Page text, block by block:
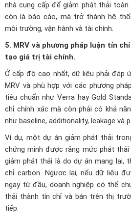
nhà cung cấp để giảm phát thải toàn
còn là báo cáo, mà trở thành hệ
môi trường, vận hành và tài chính.
5. MRV và phương pháp luận tín
tạo giá trị tài chính.
Ở cấp độ cao nhất, dữ liệu phải đáp
MRV và phù hợp với các phương
tiêu chuẩn như Verra hay Gold
chỉ chính xác mà còn phải có khả
như baseline, additionality, leakage và
Ví dụ, một dự án giảm phát thải
chứng minh được rằng mức phát
giảm phát thải là do dự án mang lại,
chỉ carbon. Ngược lại, nếu dữ liệu
ngay từ đầu, doanh nghiệp có thể
thải thành tín chỉ và bán trên thị
tiếp.